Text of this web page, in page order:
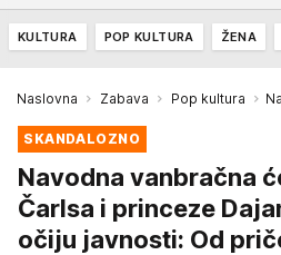
KULTURA POP KULTURA ŽENA
Naslovna Zabava Pop kultura
SKANDALOZNO
Navodna vanbračna
Čarlsa i princeze
očiju javnosti: Od